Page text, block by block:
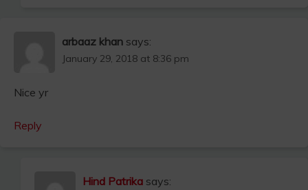
arbaaz khan says:
January 29, 2018 at 8:36 pm
Nice yr
Reply
Hind Patrika says: